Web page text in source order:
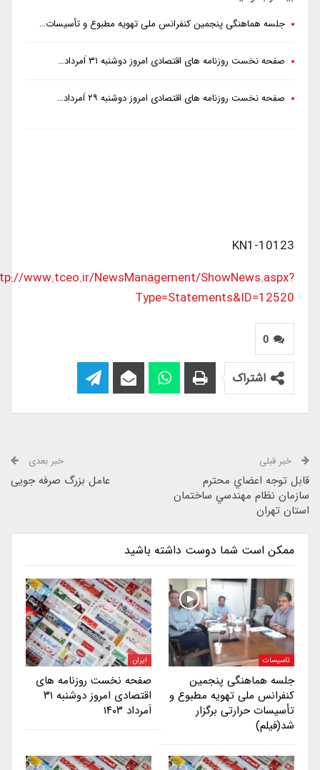
جلسه هماهنگی پنجمین کنفرانس ملی تهویه مطبوع و تأسیسات…
صفحه نخست روزنامه های اقتصادی امروز دوشنبه ۳۱ اَمرداد…
صفحه نخست روزنامه های اقتصادی امروز دوشنبه ۲۹ اَمرداد…
KN1-10123
www.tceo.ir/NewsManagement/ShowNews.aspx?
Type=Statements&ID=12520
0
اشتراک
خبر قبلی
قابل توجه اعضاي محترم
سازمان نظام مهندسي ساختمان
استان تهران
خبر بعدی
عامل بزرگ صرفه جویی
ممکن است شما دوست داشته باشید
تاسیسات
جلسه هماهنگی پنجمین
کنفرانس ملی تهویه مطبوع و
تأسیسات حرارتی برگزار
شد(فیلم)
ایران
صفحه نخست روزنامه های
اقتصادی امروز دوشنبه ۳۱
اَمرداد ۱۴۰۳